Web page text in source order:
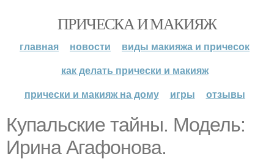
ПРИЧЕСКА И МАКИЯЖ
главная новости
виды макияжа и причесок
как делать прически и макияж
прически и макияж на дому
игры отзывы
Купальские тайны. Модель:
Ирина Агафонова.